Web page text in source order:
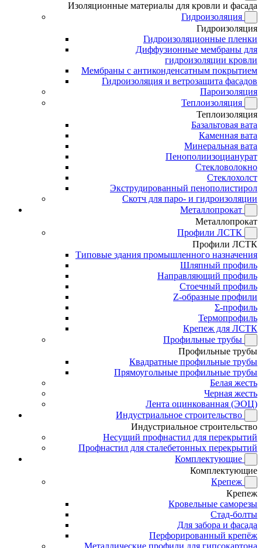
Изоляционные материалы для кровли и фасада
Гидроизоляция
Гидроизоляция
Гидроизоляционные пленки
Диффузионные мембраны для
гидроизоляции кровли
Мембраны с антиконденсатным покрытием
Гидроизоляция и ветрозащита фасадов
Пароизоляция
Теплоизоляция
Теплоизоляция
Базальтовая вата
Каменная вата
Минеральная вата
Пенополиизоцианурат
Стекловолокно
Стеклохолст
Экструдированный пенополистирол
Скотч для паро- и гидроизоляции
Металлопрокат
Металлопрокат
Профили ЛСТК
Профили ЛСТК
Типовые здания промышленного назначения
Шляпный профиль
Направляющий профиль
Стоечный профиль
Z-образные профили
Σ-профиль
Термопрофиль
Крепеж для ЛСТК
Профильные трубы
Профильные трубы
Квадратные профильные трубы
Прямоугольные профильные трубы
Белая жесть
Черная жесть
Лента оцинкованная (ЭОЦ)
Индустриальное строительство
Индустриальное строительство
Несущий профнастил для перекрытий
Профнастил для сталебетонных перекрытий
Комплектующие
Комплектующие
Крепеж
Крепеж
Кровельные саморезы
Стад-болты
Для забора и фасада
Перфорированный крепёж
Металлические профили для гипсокартона